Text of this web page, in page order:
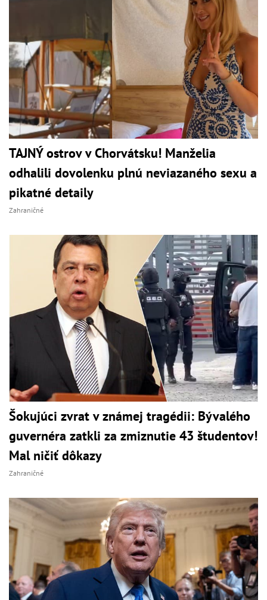
TAJNÝ ostrov v Chorvátsku! Manželia
odhalili dovolenku plnú neviazaného sexu a
pikatné detaily
Zahraničné
Šokujúci zvrat v známej tragédii: Bývalého
guvernéra zatkli za zmiznutie 43 študentov!
Mal ničiť dôkazy
Zahraničné